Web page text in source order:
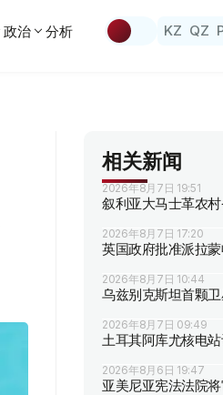
政治 分析 KZ QZ
相关新闻
2026年8月7日 19:51
叙利亚大马士革农
2026年8月7日 17:20
英国政府批准派拉
2026年8月7日 10:44
乌兹别克斯坦首颗
2026年8月7日 09:49
土耳其阿库尤核电
2026年8月6日 19:47
亚美尼亚宪法法院